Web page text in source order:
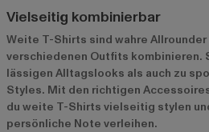
Vielseitig kombinierbar
Weite T-Shirts sind wahre
verschiedenen Outfits kombinieren.
lässigen Alltagslooks als auch zu
Styles. Mit den richtigen
du weite T-Shirts vielseitig stylen
persönliche Note verleihen.